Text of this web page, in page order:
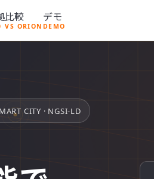
比較
VS ORION
デモ
DEMO
CITY · NGSI-LD